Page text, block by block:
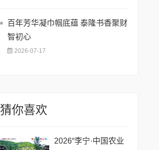
百年芳华凝巾帼底蕴 泰隆书香聚财
智初心
2026-07-17
猜你喜欢
2026“李宁·中国农业